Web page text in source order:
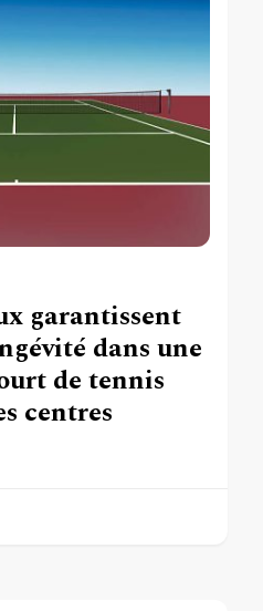
garantissent
dans une
de tennis
centres